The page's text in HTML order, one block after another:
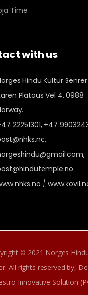
Time
with us
Hindu Kultur Senrer
Platous Vel 4, 0988
22251301, +47
/
© 2021 Norges
All rights reserved by,
Innovative Solution